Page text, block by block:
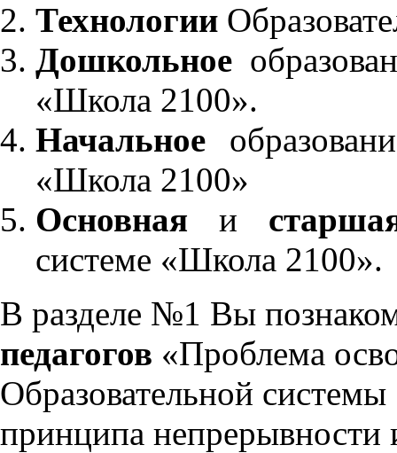
Технологии
Дошкольное
«Школа 2100».
Начальное
«Школа 2100»
Основнаяи
системе «Школа 2100».
В разделе №1 Вы
педагогов «Проблема
Образовательной
принципа непрерывности